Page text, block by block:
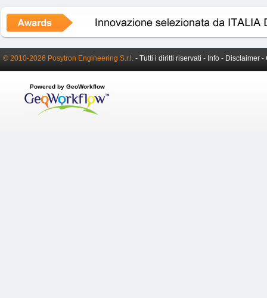
© 2010-2026 Posytron Engineering S.r.l. - Tutti i diritti riservati - Info - Disclaimer -
Powered by GeoWorkflow